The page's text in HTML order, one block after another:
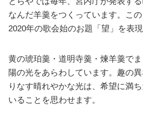
なんだ羊羹をつくっています。この
2020年の歌会始のお題「望」を表現
黄の琥珀羹・道明寺羹・煉羊羹で
陽の光をあらわしています。趣の
りなす晴れやかな光は、希望に満
いることを思わせます。